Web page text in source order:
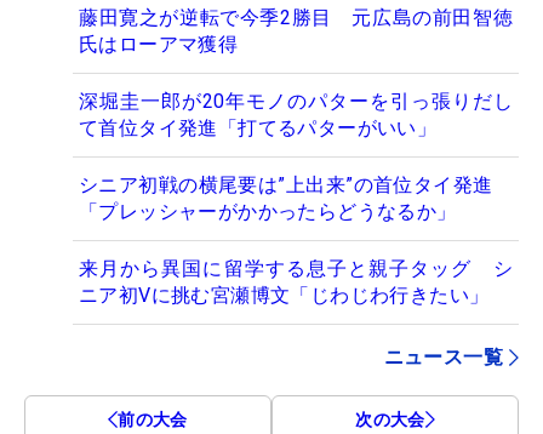
藤田寛之が逆転で今季2勝目 元広島の前田智徳
氏はローアマ獲得
深堀圭一郎が20年モノのパターを引っ張りだし
て首位タイ発進「打てるパターがいい」
シニア初戦の横尾要は”上出来”の首位タイ発進
「プレッシャーがかかったらどうなるか」
来月から異国に留学する息子と親子タッグ シ
ニア初Vに挑む宮瀬博文「じわじわ行きたい」
ニュース一覧
前の大会 次の大会